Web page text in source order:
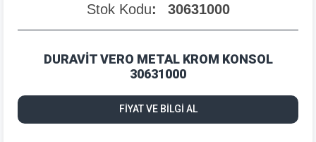
Stok Kodu 30631000
DURAVİT VERO METAL KROM KONSOL
30631000
FİYAT VE BİLGİ AL